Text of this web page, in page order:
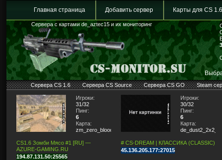
Главная страница Добавить сервер Карты для CS 1.6
Сервера с картами de_aztec15 и их мониторинг
Сервера CS 1.6 Сервера CS Source Сервера CS GO Steam
Игроки:
31/32
Пинг:
6
Карта:
zm_zero_blood
CS1.6 Зомби Мясо #1 [RU] —
AZURE-GAMING.RU
194.87.131.50:25565
Игроки:
30/32
Пинг:
6
Карта:
# CS-DREAM | КЛАССИКА (CLASSIC)
45.136.205.177:27015